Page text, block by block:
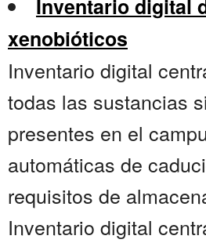
Inventario digital
xenobióticos
Inventario digital
todas las sustancias
presentes en el
automáticas de
requisitos de
Inventario digital